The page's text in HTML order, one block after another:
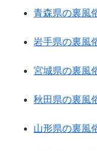
青森県の裏風
岩手県の裏風
宮城県の裏風
秋田県の裏風
山形県の裏風